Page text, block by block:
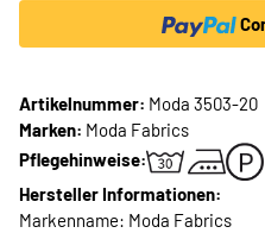
Artikelnummer: Moda 3503-20
Marken: Moda Fabrics
Pflegehinweise:
Hersteller Informationen:
Markenname: Moda Fabrics